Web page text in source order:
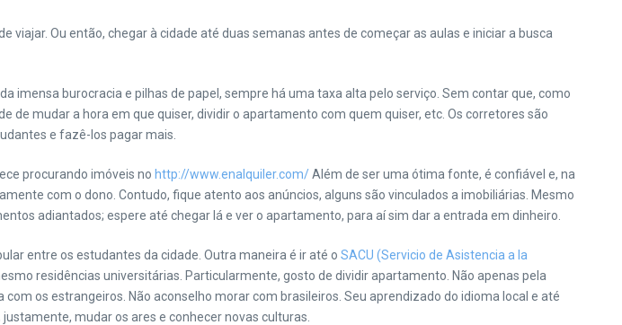
Ou então, chegar à cidade até duas semanas antes de começar as aulas e iniciar a busca
da imensa burocracia e pilhas de papel, sempre há uma taxa alta pelo serviço. Sem contar que, como
de mudar a hora em que quiser, dividir o apartamento com quem quiser, etc. Os corretores são
e fazê-los pagar mais.
procurando imóveis no http://www.enalquiler.com/Além de ser uma ótima fonte, é confiável e, na
com o dono. Contudo, fique atento aos anúncios, alguns são vinculados a imobiliárias. Mesmo
adiantados; espere até chegar lá e ver o apartamento, para aí sim dar a entrada em dinheiro.
entre os estudantes da cidade. Outra maneira é ir até o SACU (Servicio de Asistencia a la
residências universitárias. Particularmente, gosto de dividir apartamento. Não apenas pela
os estrangeiros. Não aconselho morar com brasileiros. Seu aprendizado do idioma local e até
mudar os ares e conhecer novas culturas.